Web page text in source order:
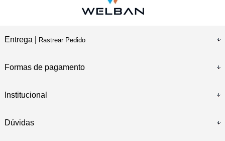
Entrega | Rastrear Pedido
Formas de pagamento
Institucional
Dúvidas